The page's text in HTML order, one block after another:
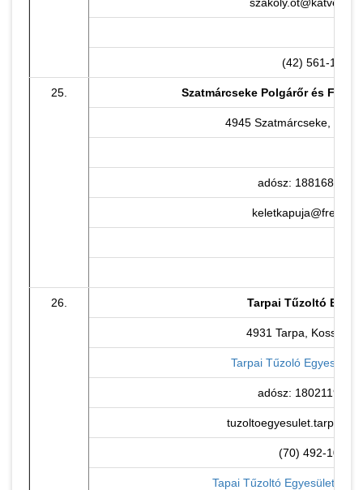
(42) 561-108
25. Szatmárcseke Polgárőr és
4945 Szatmárcseke,
adósz: 18816886-
26. Tarpai Tűzoltó
4931 Tarpa, Kossuth
Tarpai Tűzoló Egyesület
adósz: 18021190-1-
(70) 492-1000
Tapai Tűzoltó Egyesület